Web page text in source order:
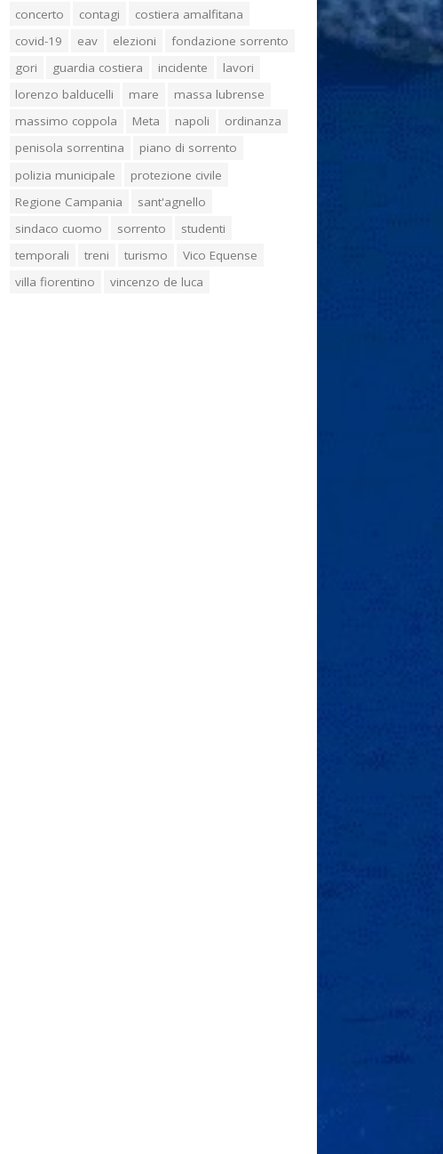
concerto
contagi
costiera amalfitana
covid-19
eav elezioni
fondazione sorrento
gori
guardia costiera incidente
lavori
lorenzo balducelli
mare
massa lubrense
massimo coppola
Meta napoli
ordinanza
penisola sorrentina
piano di sorrento
polizia municipale
protezione civile
Regione Campania
sant'agnello
sindaco cuomo
sorrento
studenti
temporali
treni turismo
Vico Equense
villa fiorentino
vincenzo de luca